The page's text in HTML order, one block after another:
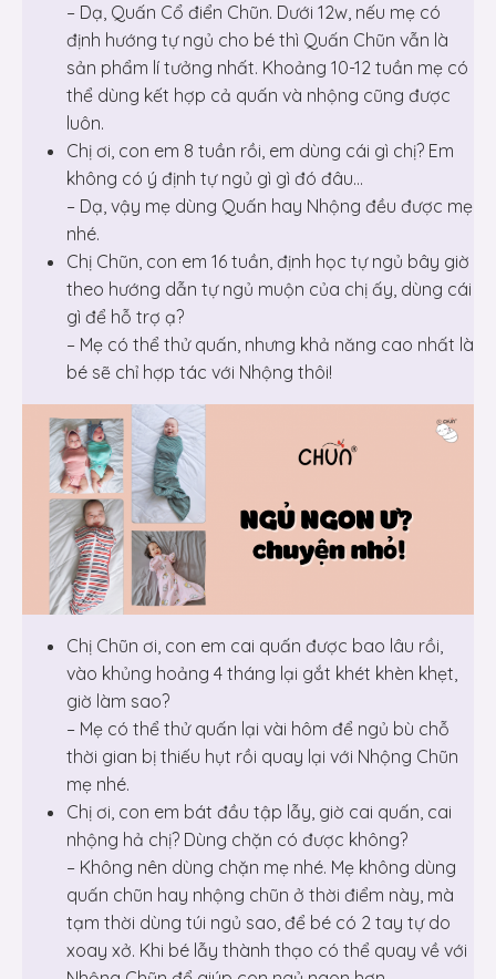
– Dạ, Quấn Cổ điển Chũn. Dưới 12w, nếu mẹ có
định hướng tự ngủ cho bé thì Quấn Chũn vẫn là
sản phẩm lí tưởng nhất. Khoảng 10-12 tuần mẹ có
thể dùng kết hợp cả quấn và nhộng cũng được
luôn.
Chị ơi, con em 8 tuần rồi, em dùng cái gì chị? Em
không có ý định tự ngủ gì gì đó đâu…
– Dạ, vậy mẹ dùng Quấn hay Nhộng đều được mẹ
nhé.
Chị Chũn, con em 16 tuần, định học tự ngủ bây giờ
theo hướng dẫn tự ngủ muộn của chị ấy, dùng cái
gì để hỗ trợ ạ?
– Mẹ có thể thử quấn, nhưng khả năng cao nhất là
bé sẽ chỉ hợp tác với Nhộng thôi!
Chị Chũn ơi, con em cai quấn được bao lâu rồi,
vào khủng hoảng 4 tháng lại gắt khét khèn khẹt,
giờ làm sao?
– Mẹ có thể thử quấn lại vài hôm để ngủ bù chỗ
thời gian bị thiếu hụt rồi quay lại với Nhộng Chũn
mẹ nhé.
Chị ơi, con em bát đầu tập lẫy, giờ cai quấn, cai
nhộng hả chị? Dùng chặn có được không?
– Không nên dùng chặn mẹ nhé. Mẹ không dùng
quấn chũn hay nhộng chũn ở thời điểm này, mà
tạm thời dùng túi ngủ sao, để bé có 2 tay tự do
xoay xở. Khi bé lẫy thành thạo có thể quay về với